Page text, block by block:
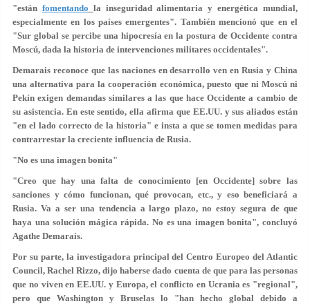
"están fomentando la inseguridad alimentaria y energética mundial,
especialmente en los países emergentes". También mencionó que en el
"Sur global se percibe una hipocresía en la postura de Occidente contra
Moscú, dada la historia de intervenciones militares occidentales".
Demarais reconoce que las naciones en desarrollo ven en Rusia y China
una alternativa para la cooperación económica, puesto que ni Moscú ni
Pekín exigen demandas similares a las que hace Occidente a cambio de
su asistencia. En este sentido, ella afirma que EE.UU. y sus aliados están
"en el lado correcto de la historia" e insta a que se tomen medidas para
contrarrestar la creciente influencia de Rusia.
"No es una imagen bonita"
"Creo que hay una falta de conocimiento [en Occidente] sobre las
sanciones y cómo funcionan, qué provocan, etc., y eso beneficiará a
Rusia. Va a ser una tendencia a largo plazo, no estoy segura de que
haya una solución mágica rápida. No es una imagen bonita", concluyó
Agathe Demarais.
Por su parte, la investigadora principal del Centro Europeo del Atlantic
Council, Rachel Rizzo, dijo haberse dado cuenta de que para las personas
que no viven en EE.UU. y Europa, el conflicto en Ucrania es "regional",
pero que Washington y Bruselas lo "han hecho global debido a